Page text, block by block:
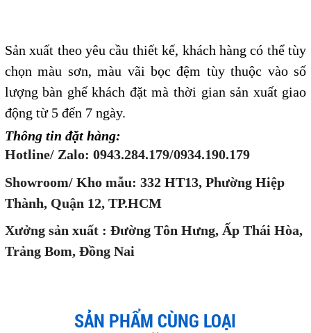
Sản xuất theo yêu cầu thiết kế, khách hàng có thể tùy
chọn màu sơn, màu vãi bọc đệm tùy thuộc vào số
lượng bàn ghế khách đặt mà thời gian sản xuất giao
động từ 5 đến 7 ngày.
Thông tin đặt hàng:
Hotline/ Zalo: 0943.284.179/0934.190.179
Showroom/ Kho mẫu: 332 HT13, Phường Hiệp
Thành, Quận 12, TP.HCM
Xưởng sản xuất : Đường Tôn Hưng, Ấp Thái Hòa,
Trảng Bom, Đồng Nai
SẢN PHẨM CÙNG LOẠI